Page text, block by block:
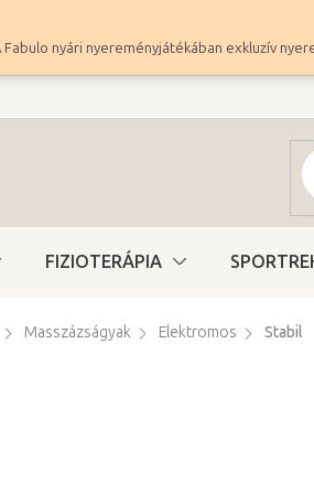
Fabulo nyári nyereményjátékában exkluzív
FIZIOTERÁPIA
Masszázságyak Elektromos Stabil